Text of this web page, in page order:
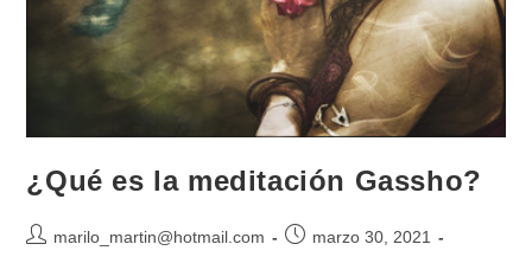
¿Qué es la meditación Gassho?
marilo_martin@hotmail.com
marzo 30, 2021